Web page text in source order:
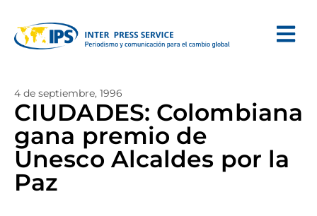
4 de septiembre, 1996
CIUDADES: Colombiana
gana premio de
Unesco Alcaldes por la
Paz